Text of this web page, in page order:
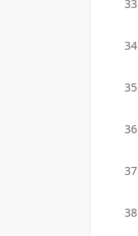
33
34
35
36
37
38